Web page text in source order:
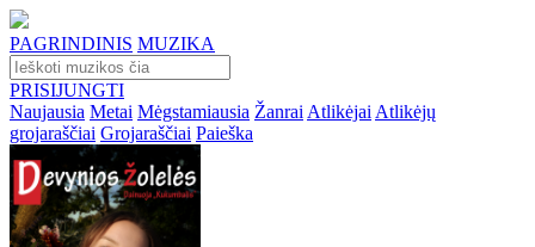
PAGRINDINIS MUZIKA
PRISIJUNGTI
Naujausia Metai Mėgstamiausia Žanrai Atlikėjai Atlikėjų
grojaraščiai Grojaraščiai Paieška